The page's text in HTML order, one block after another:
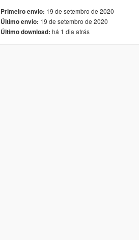
Primeiro envio: 19 de setembro de 2020
Último envio: 19 de setembro de 2020
Último download: há 1 dia atrás